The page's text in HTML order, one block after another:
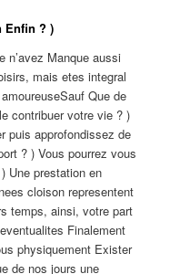
Enfin ? )
n’avez Manque aussi
mais etes integral
Que de
contribuer votre vie ? )
puis approfondissez de
? ) Vous pourrez vous
Une prestation en
cloison representent
temps, ainsi, votre part
Finalement
physiquement Exister
de nos jours une